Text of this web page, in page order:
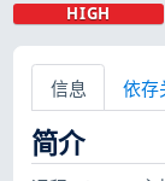
HIGH
信息 依存
简介